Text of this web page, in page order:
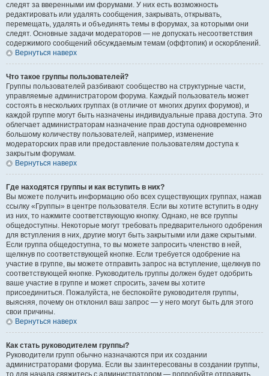
следят за вверенными им форумами. У них есть возможность
редактировать или удалять сообщения, закрывать, открывать,
перемещать, удалять и объединять темы в форумах, за которыми они
следят. Основные задачи модераторов — не допускать несоответствия
содержимого сообщений обсуждаемым темам (оффтопик) и оскорблений.
Вернуться наверх
Что такое группы пользователей?
Группы пользователей разбивают сообщество на структурные части,
управляемые администратором форума. Каждый пользователь может
состоять в нескольких группах (в отличие от многих других форумов), и
каждой группе могут быть назначены индивидуальные права доступа. Это
облегчает администраторам назначение прав доступа одновременно
большому количеству пользователей, например, изменение
модераторских прав или предоставление пользователям доступа к
закрытым форумам.
Вернуться наверх
Где находятся группы и как вступить в них?
Вы можете получить информацию обо всех существующих группах, нажав
ссылку «Группы» в центре пользователя. Если вы хотите вступить в одну
из них, то нажмите соответствующую кнопку. Однако, не все группы
общедоступны. Некоторые могут требовать предварительного одобрения
для вступления в них, другие могут быть закрытыми или даже скрытыми.
Если группа общедоступна, то вы можете запросить членство в ней,
щелкнув по соответствующей кнопке. Если требуется одобрение на
участие в группе, вы можете отправить запрос на вступление, щелкнув по
соответствующей кнопке. Руководитель группы должен будет одобрить
ваше участие в группе и может спросить, зачем вы хотите
присоединиться. Пожалуйста, не беспокойте руководителя группы,
выясняя, почему он отклонил ваш запрос — у него могут быть для этого
свои причины.
Вернуться наверх
Как стать руководителем группы?
Руководители групп обычно назначаются при их создании
администраторами форума. Если вы заинтересованы в создании группы,
то для начала свяжитесь с администратором — попробуйте отправить